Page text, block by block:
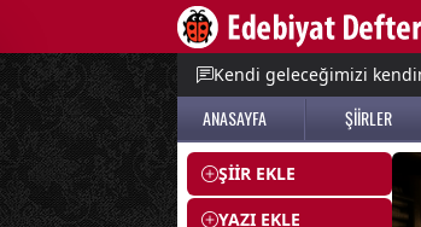
Kendi geleceğimizi
ANASAYFA ŞİİRLER
ŞİİR EKLE
YAZI EKLE
menu